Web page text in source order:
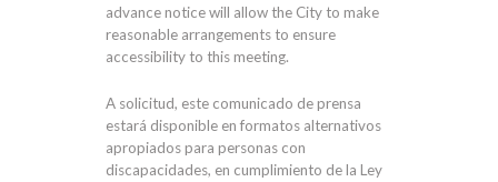
advance notice will allow the City to make
reasonable arrangements to ensure
accessibility to this meeting.
A solicitud, este comunicado de prensa
estará disponible en formatos alternativos
apropiados para personas con
discapacidades, en cumplimiento de la Ley